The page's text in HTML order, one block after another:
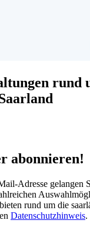
rund
abonnieren!
Adresse gelangen
rund um die
Datenschutzhinweis.